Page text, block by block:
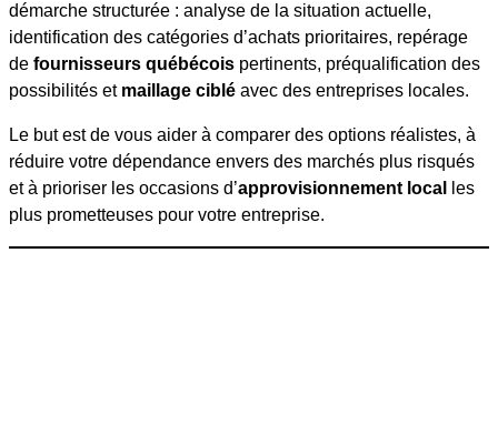
démarche structurée : analyse de la situation actuelle,
identification des catégories d’achats prioritaires, repérage
de fournisseurs québécois pertinents, préqualification des
possibilités et maillage ciblé avec des entreprises locales.
Le but est de vous aider à comparer des options réalistes, à
réduire votre dépendance envers des marchés plus risqués
et à prioriser les occasions d’approvisionnement local
les
plus prometteuses pour votre entreprise.